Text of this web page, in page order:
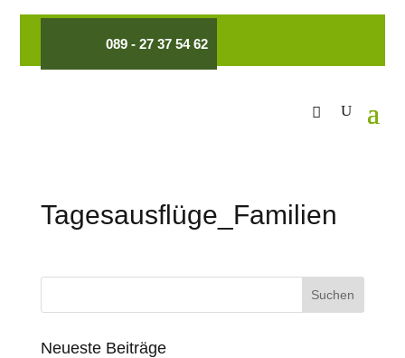
089 - 27 37 54 62
Tagesausflüge_Familien
Neueste Beiträge